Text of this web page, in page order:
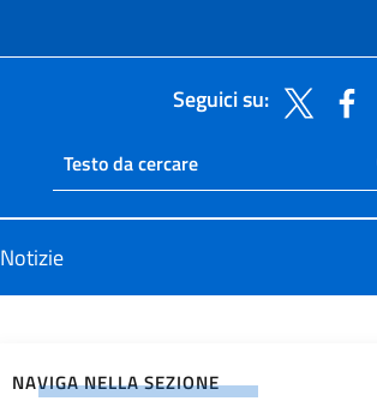
Seguici su:
Ricerca sito live
Cerca nel sito
Notizie
NAVIGA NELLA SEZIONE